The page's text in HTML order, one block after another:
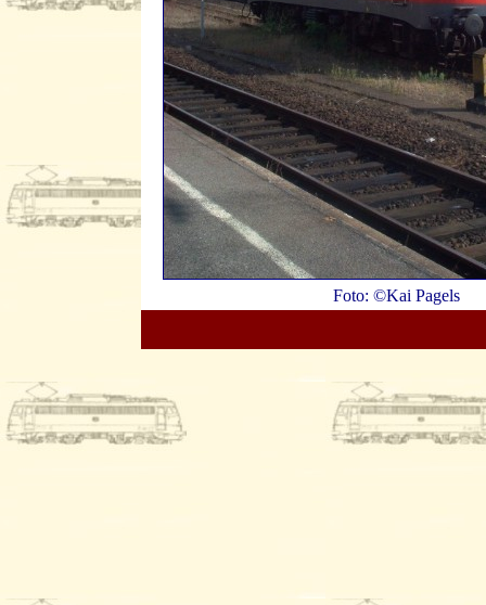
Foto: ©Kai Pagels